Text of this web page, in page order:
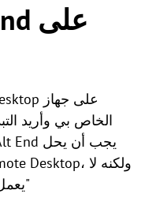
يعمل على الإطلاق. هل هناك أي حلول؟"